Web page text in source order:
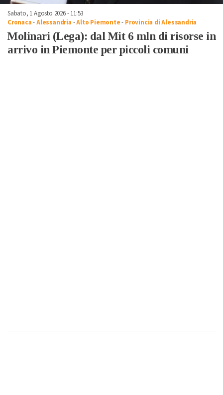
Sabato, 1 Agosto 2026 - 11:53
Cronaca-Alessandria -Alto Piemonte- Provincia di Alessandria
Molinari (Lega): dal Mit 6 mln di risorse in
arrivo in Piemonte per piccoli comuni